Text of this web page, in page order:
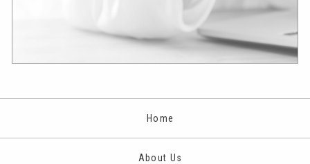
Home
About Us